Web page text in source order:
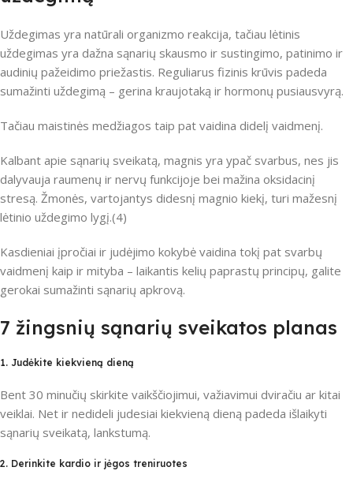
Uždegimas yra natūrali organizmo reakcija, tačiau lėtinis
uždegimas yra dažna sąnarių skausmo ir sustingimo, patinimo ir
audinių pažeidimo priežastis. Reguliarus fizinis krūvis padeda
sumažinti uždegimą – gerina kraujotaką ir hormonų pusiausvyrą.
Tačiau maistinės medžiagos taip pat vaidina didelį vaidmenį.
Kalbant apie sąnarių sveikatą, magnis yra ypač svarbus, nes jis
dalyvauja raumenų ir nervų funkcijoje bei mažina oksidacinį
stresą. Žmonės, vartojantys didesnį magnio kiekį, turi mažesnį
lėtinio uždegimo lygį.(4)
Kasdieniai įpročiai ir judėjimo kokybė vaidina tokį pat svarbų
vaidmenį kaip ir mityba – laikantis kelių paprastų principų, galite
gerokai sumažinti sąnarių apkrovą.
7 žingsnių sąnarių sveikatos planas
1. Judėkite kiekvieną dieną
Bent 30 minučių skirkite vaikščiojimui, važiavimui dviračiu ar kitai
veiklai. Net ir nedideli judesiai kiekvieną dieną padeda išlaikyti
sąnarių sveikatą, lankstumą.
2. Derinkite kardio ir jėgos treniruotes